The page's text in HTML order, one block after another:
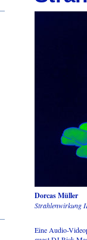
Dorcas Müller
Strahlenwirkung
Eine Audio-